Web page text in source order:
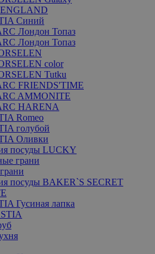
Синий
Лондон Топаз
Лондон Топаз
color
Tutku
FRIENDS'TIME
AMMONITE
HARENA
Romeo
голубой
Оливки
посуды LUCKY
грани
посуды BAKER`S SECRET
Гусиная лапка